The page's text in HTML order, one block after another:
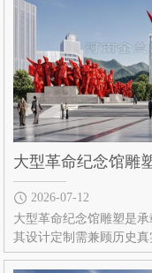
大型革命纪念馆雕
2026-07-12
大型革命纪念馆雕塑是
其设计定制需兼顾历史